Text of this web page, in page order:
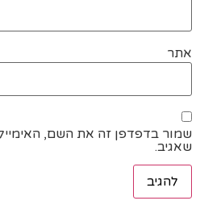
אתר
שמור בדפדפן זה את השם,
שאגיב.